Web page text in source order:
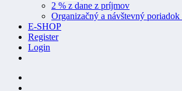
2 % z dane z príjmov
Organizačný a návštevný
E-SHOP
Register
Login